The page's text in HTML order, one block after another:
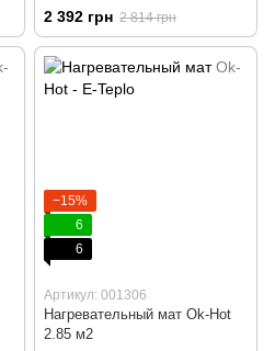
2 392 грн 2 814 грн
−15%
6
6
Артикул: 001306
Нагревательный мат Ok-Hot
2.85 м2